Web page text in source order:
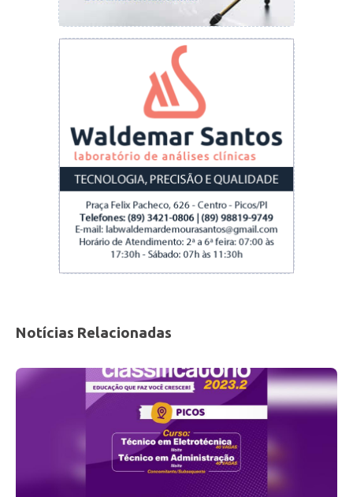
CCOM-PMP
Por: Valdo Benedito
Notícias Relacionadas